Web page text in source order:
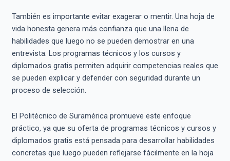
También es importante evitar exagerar o mentir. Una hoja de
vida honesta genera más confianza que una llena de
habilidades que luego no se pueden demostrar en una
entrevista. Los programas técnicos y los cursos y
diplomados gratis permiten adquirir competencias reales que
se pueden explicar y defender con seguridad durante un
proceso de selección.
El Politécnico de Suramérica promueve este enfoque
práctico, ya que su oferta de programas técnicos y cursos y
diplomados gratis está pensada para desarrollar habilidades
concretas que luego pueden reflejarse fácilmente en la hoja